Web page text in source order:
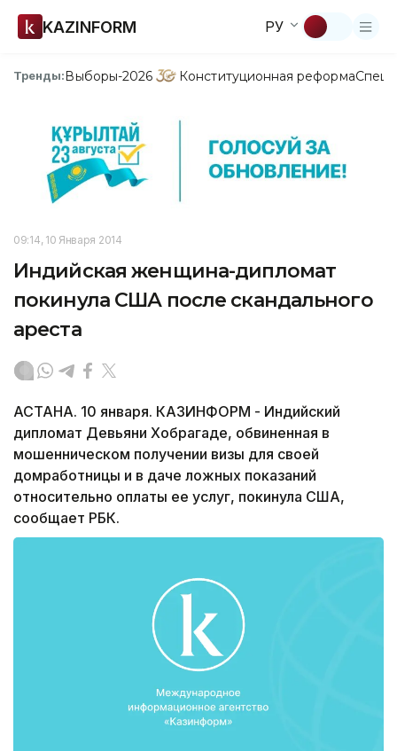
KAZINFORM РУ
Тренды:Выборы-2026 Конституционная реформа
09:14, 10 Января 2014
Индийская женщина-дипломат
покинула США после скандального
ареста
АСТАНА. 10 января. КАЗИНФОРМ - Индийский
дипломат Девьяни Хобрагаде, обвиненная в
мошенническом получении визы для своей
домработницы и в даче ложных показаний
относительно оплаты ее услуг, покинула США,
сообщает РБК.